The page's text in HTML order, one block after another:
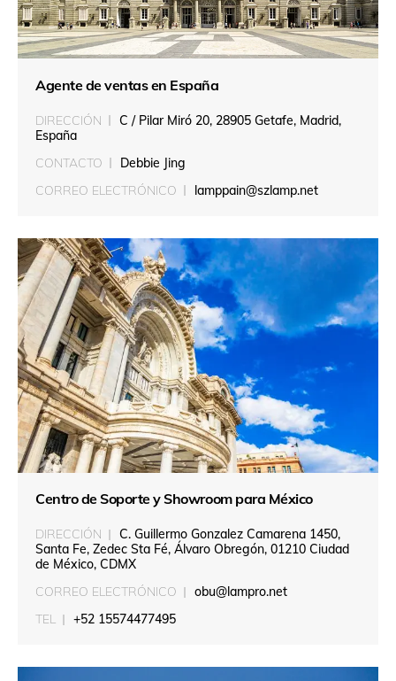
Agente de ventas en España
DIRECCIÓN
C / Pilar Miró 20, 28905 Getafe, Madrid,
España
CONTACTO
Debbie Jing
CORREO ELECTRÓNICO
lamppain@szlamp.net
Centro de Soporte y Showroom para México
DIRECCIÓN
C. Guillermo Gonzalez Camarena 1450,
Santa Fe, Zedec Sta Fé, Álvaro Obregón, 01210 Ciudad
de México, CDMX
CORREO ELECTRÓNICO
obu@lampro.net
TEL
+52 15574477495